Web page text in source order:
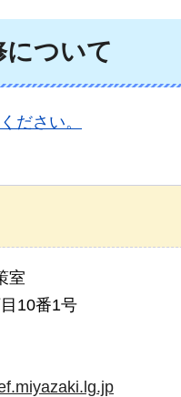
ついて
ださい。
室
10番1号